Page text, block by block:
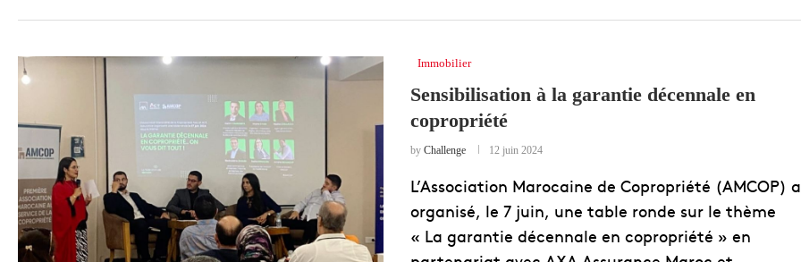
Immobilier
Sensibilisation à la garantie décennale en
copropriété
by Challenge 12 juin 2024
L’Association Marocaine de Copropriété (AMCOP) a
organisé, le 7 juin, une table ronde sur le thème
« La garantie décennale en copropriété » en